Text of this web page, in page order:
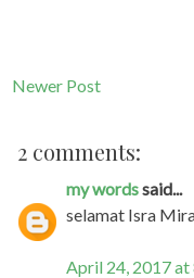
Newer Post
2 comments:
my wordssaid...
selamat Isra
April 24, 2017 at